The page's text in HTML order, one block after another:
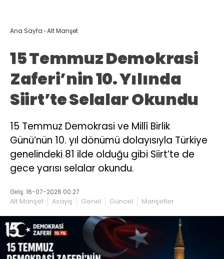
Ana Sayfa ›Alt Manşet
15 Temmuz Demokrasi
Zaferi’nin 10. Yılında
Siirt’te Selalar Okundu
15 Temmuz Demokrasi ve Millî Birlik
Günü’nün 10. yıl dönümü dolayısıyla Türkiye
genelindeki 81 ilde olduğu gibi Siirt’te de
gece yarısı selalar okundu.
Giriş: 16-07-2026 00:27
Alt Manşet Asayiş Genel Güncel Manşetler